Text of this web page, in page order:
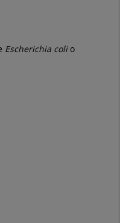
Escherichia colio